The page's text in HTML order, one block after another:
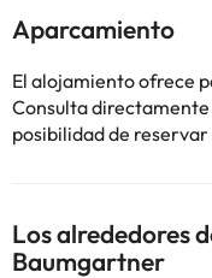
Aparcamiento
El alojamiento ofrece
Consulta
posibilidad de
Los alrededores
Baumgartner